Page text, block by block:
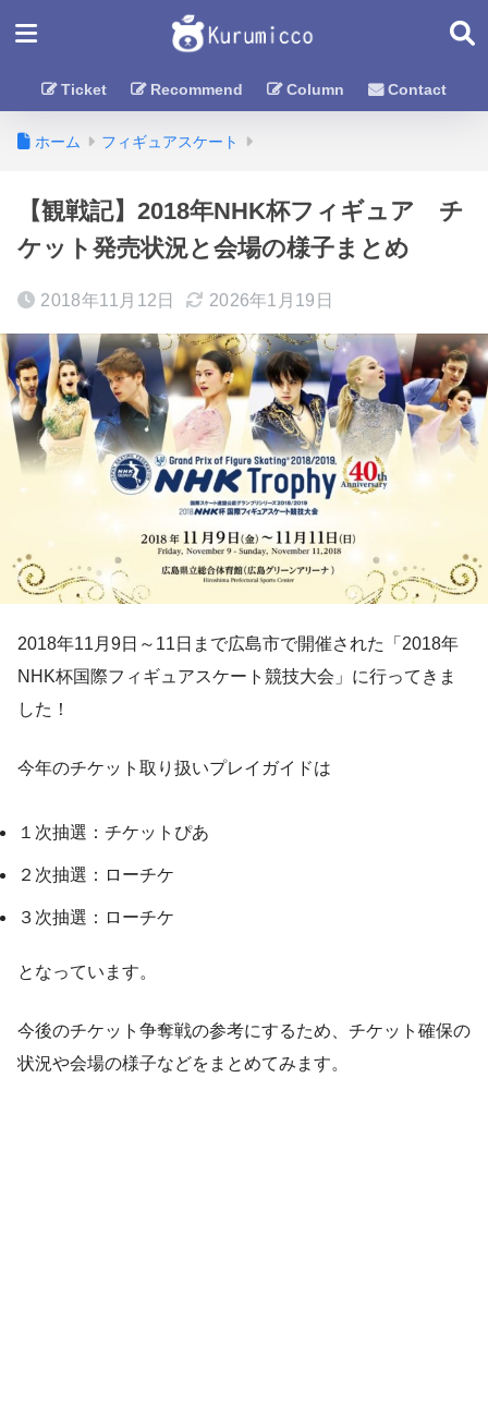
Ticket Recommend Column Contact
ホーム フィギュアスケート
【観戦記】2018年NHK杯フィギュア チ
ケット発売状況と会場の様子まとめ
2018年11月12日 2026年1月19日
2018年11月9日～11日まで広島市で開催された「2018年
NHK杯国際フィギュアスケート競技大会」に行ってきま
した！
今年のチケット取り扱いプレイガイドは
１次抽選：チケットぴあ
２次抽選：ローチケ
３次抽選：ローチケ
となっています。
今後のチケット争奪戦の参考にするため、チケット確保の
状況や会場の様子などをまとめてみます。